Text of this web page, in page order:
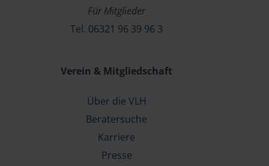
Für Mitglieder
Tel. 06321 96 39 96 3
Verein & Mitgliedschaft
Über die VLH
Beratersuche
Karriere
Presse